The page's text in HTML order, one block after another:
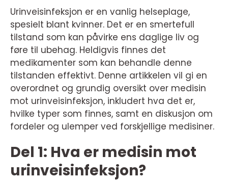
Urinveisinfeksjon er en vanlig helseplage,
spesielt blant kvinner. Det er en smertefull
tilstand som kan påvirke ens daglige liv og
føre til ubehag. Heldigvis finnes det
medikamenter som kan behandle denne
tilstanden effektivt. Denne artikkelen vil gi en
overordnet og grundig oversikt over medisin
mot urinveisinfeksjon, inkludert hva det er,
hvilke typer som finnes, samt en diskusjon om
fordeler og ulemper ved forskjellige medisiner.
Del 1: Hva er medisin mot
urinveisinfeksjon?